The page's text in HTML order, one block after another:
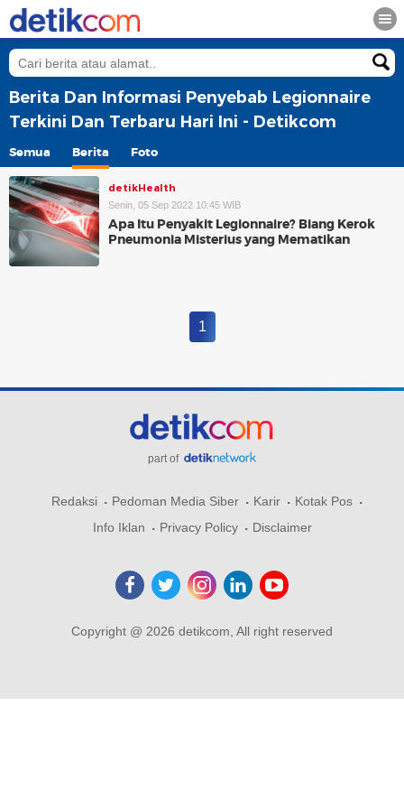
Berita Dan Informasi Penyebab Legionnaire
Terkini Dan Terbaru Hari Ini - Detikcom
Semua Berita Foto
detikHealth
Senin, 05 Sep 2022 10:45 WIB
Apa Itu Penyakit Legionnaire? Biang Kerok
Pneumonia Misterius yang Mematikan
1
part of
Redaksi Pedoman Media Siber Karir
Kotak Pos
Info Iklan
Privacy Policy Disclaimer
Copyright @ 2026 detikcom, All right reserved